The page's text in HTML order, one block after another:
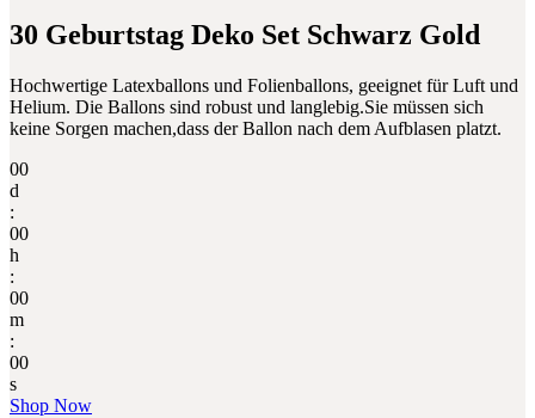
30 Geburtstag Deko Set Schwarz Gold
Hochwertige Latexballons und Folienballons, geeignet für Luft und
Helium. Die Ballons sind robust und langlebig.Sie müssen sich
keine Sorgen machen,dass der Ballon nach dem Aufblasen platzt.
00
d
:
00
h
:
00
m
:
00
s
Shop Now